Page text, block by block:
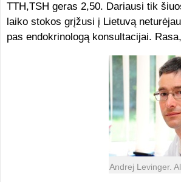
TTH,TSH geras 2,50. Dariausi tik
laiko stokos grįžusi į Lietuvą
pas endokrinologą konsultacijai.
Andrej Levinger.